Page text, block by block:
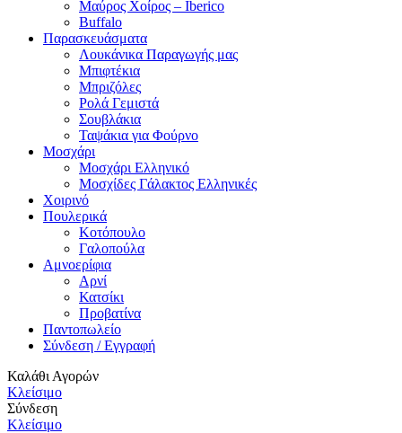
Μαύρος Χοίρος – Iberico
Buffalo
Παρασκευάσματα
Λουκάνικα Παραγωγής μας
Μπιφτέκια
Μπριζόλες
Ρολά Γεμιστά
Σουβλάκια
Ταψάκια για Φούρνο
Μοσχάρι
Μοσχάρι Ελληνικό
Μοσχίδες Γάλακτος Ελληνικές
Χοιρινό
Πουλερικά
Κοτόπουλο
Γαλοπούλα
Αμνοερίφια
Αρνί
Κατσίκι
Προβατίνα
Παντοπωλείο
Σύνδεση / Εγγραφή
Καλάθι Αγορών
Κλείσιμο
Σύνδεση
Κλείσιμο